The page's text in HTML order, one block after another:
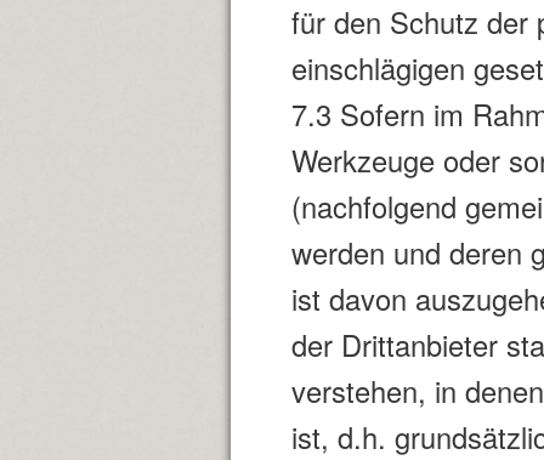
für den Schutz der
einschlägigen
7.3 Sofern im
Werkzeuge oder
(nachfolgend
werden und deren
ist davon
der Drittanbieter
verstehen, in
ist, d.h.